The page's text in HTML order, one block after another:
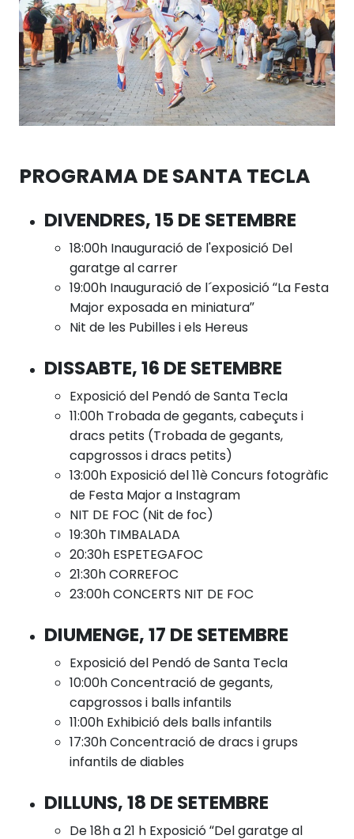
PROGRAMA DE SANTA TECLA
DIVENDRES, 15 DE SETEMBRE
18:00h Inauguració de l'exposició Del
garatge al carrer
19:00h Inauguració de l´exposició “La Festa
Major exposada en miniatura”
Nit de les Pubilles i els Hereus
DISSABTE, 16 DE SETEMBRE
Exposició del Pendó de Santa Tecla
11:00h Trobada de gegants, cabeçuts i
dracs petits (Trobada de gegants,
capgrossos i dracs petits)
13:00h Exposició del 11è Concurs fotogràfic
de Festa Major a Instagram
NIT DE FOC (Nit de foc)
19:30h TIMBALADA
20:30h ESPETEGAFOC
21:30h CORREFOC
23:00h CONCERTS NIT DE FOC
DIUMENGE, 17 DE SETEMBRE
Exposició del Pendó de Santa Tecla
10:00h Concentració de gegants,
capgrossos i balls infantils
11:00h Exhibició dels balls infantils
17:30h Concentració de dracs i grups
infantils de diables
DILLUNS, 18 DE SETEMBRE
De 18h a 21 h Exposició “Del garatge al